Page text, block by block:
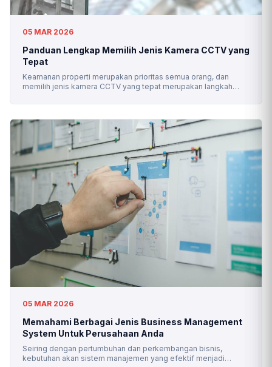
05 MAR 2026
Panduan Lengkap Memilih Jenis Kamera CCTV yang
Tepat
Keamanan properti merupakan prioritas semua orang, dan
memilih jenis kamera CCTV yang tepat merupakan langkah
banyaknya pilihan yang tersedia di pasar, artikel ini akan
karakteristik dan fitur masing-masing, yang dapat membantu
dalam memilih jenis CCTV terbaik sesuai kebutuhan. Key
Takeaway Berdasarkan Bentuk […]
05 MAR 2026
Memahami Berbagai Jenis Business Management
System Untuk Perusahaan Anda
Seiring dengan pertumbuhan dan perkembangan bisnis,
kebutuhan akan sistem manajemen yang efektif menjadi